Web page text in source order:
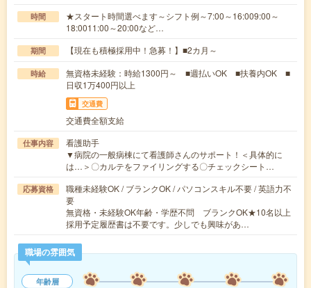
時間
★スタート時間選べます～シフト例～7:00～16:009:00～
18:0011:00～20:00など…
期間 【現在も積極採用中！急募！】■2カ月～
時給
無資格未経験：時給1300円～ ■週払いOK ■扶養内OK ■
日収1万400円以上
交通費
交通費全額支給
仕事内容
看護助手
▼病院の一般病棟にて看護師さんのサポート！＜具体的に
は…＞〇カルテをファイリングする〇チェックシート…
応募資格
職種未経験OK / ブランクOK / パソコンスキル不要 / 英語力不
要
無資格・未経験OK年齢・学歴不問 ブランクOK★10名以上
採用予定履歴書は不要です。少しでも興味があ…
職場の雰囲気
年齢層